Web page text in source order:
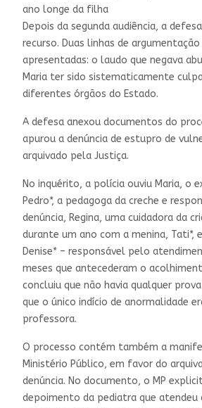
ano longe da filha
Depois da segunda audiência, a
recurso. Duas linhas de
apresentadas: o laudo que negava
Maria ter sido sistematicamente
diferentes órgãos do Estado.
A defesa anexou documentos do
apurou a denúncia de estupro de
arquivado pela Justiça.
No inquérito, a polícia ouviu Maria, o
Pedro*, a pedagoga da creche e
denúncia, Regina, uma cuidadora da
durante um ano com a menina, Tati*,
Denise* – responsável pelo
meses que antecederam o
concluiu que não havia qualquer
que o único indício de anormalidade
professora.
O processo contém também a
Ministério Público, em favor do
denúncia. No documento, o MP
depoimento da pediatra que atendeu